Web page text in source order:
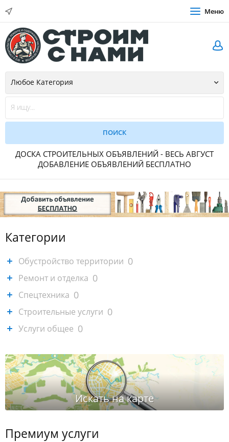
Меню
ДОСКА СТРОИТЕЛЬНЫХ ОБЪЯВЛЕНИЙ - ВЕСЬ АВГУСТ
ДОБАВЛЕНИЕ ОБЪЯВЛЕНИЙ БЕСПЛАТНО
Категории
Обустройство территории 0
Ремонт и отделка 0
Спецтехника 0
Строительные услуги 0
Услуги общее 0
Премиум услуги